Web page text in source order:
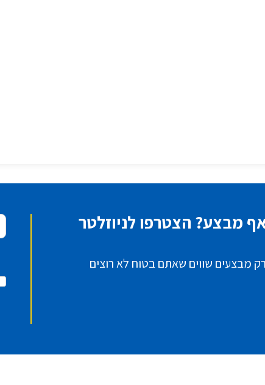
מבצע? הצטרפו לניוזלטר
מבצעים שווים שאתם בטוח לא רוצים